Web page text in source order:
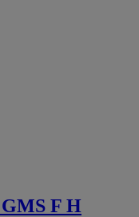
F H